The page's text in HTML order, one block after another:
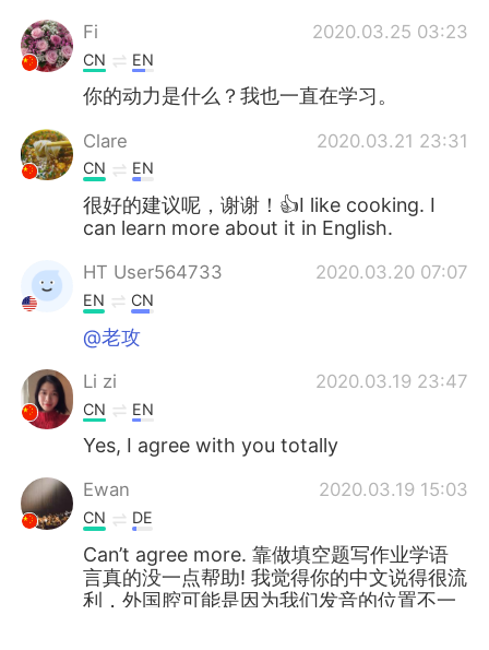
Fi 2020.03.25 03:23
CN EN
你的动力是什么？我也一直在学习。
Clare 2020.03.21 23:31
CN EN
很好的建议呢，谢谢！👍I like cooking. I
can learn more about it in English.
HT User564733 2020.03.20 07:07
EN CN
@老攻
Li zi 2020.03.19 23:47
CN EN
Yes, I agree with you totally
Ewan 2020.03.19 15:03
CN DE
Can’t agree more. 靠做填空题写作业学语
言真的没一点帮助! 我觉得你的中文说得很流
利，外国腔可能是因为我们发音的位置不一